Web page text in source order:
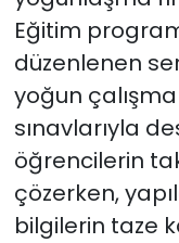
Eğitim
düzenlenen
yoğun
sınavlarıyla
öğrencilerin
çözerken,
bilgilerin taze